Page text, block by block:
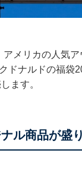
メリカの人気
ドナルドの福袋
ます。
ル商品が盛